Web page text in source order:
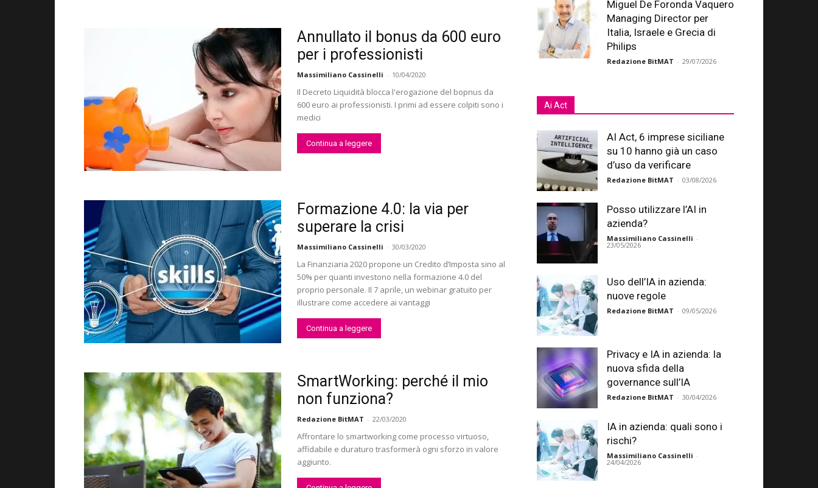
Annullato il bonus da 600 euro
per i professionisti
Massimiliano Cassinelli - 10/04/2020
Il Decreto Liquidità blocca l'erogazione del bopnus da
600 euro ai professionisti. I primi ad essere colpiti sono i
medici
Continua a leggere
Formazione 4.0: la via per
superare la crisi
Massimiliano Cassinelli - 30/03/2020
La Finanziaria 2020 propone un Credito d’Imposta sino al
50% per quanti investono nella formazione 4.0 del
proprio personale. Il 7 aprile, un webinar gratuito per
illustrare come accedere ai vantaggi
Continua a leggere
SmartWorking: perché il mio
non funziona?
Redazione BitMAT - 22/03/2020
Affrontare lo smartworking come processo virtuoso,
affidabile e duraturo trasformerà ogni sforzo in valore
aggiunto.
Miguel De Foronda Vaquero
Managing Director per
Italia, Israele e Grecia di
Philips
Redazione BitMAT - 29/07/2026
Ai Act
AI Act, 6 imprese siciliane
su 10 hanno già un caso
d’uso da verificare
Redazione BitMAT - 03/08/2026
Posso utilizzare l’AI in
azienda?
Massimiliano Cassinelli -
23/05/2026
Uso dell’IA in azienda:
nuove regole
Redazione BitMAT - 09/05/2026
Privacy e IA in azienda: la
nuova sfida della
governance sull’IA
Redazione BitMAT - 30/04/2026
IA in azienda: quali sono i
rischi?
Massimiliano Cassinelli -
24/04/2026